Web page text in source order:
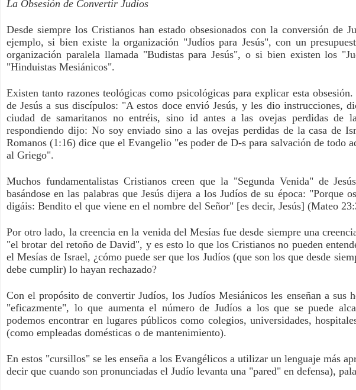
La Obsesión de Convertir Judíos
Desde siempre los Cristianos han estado obsesionados con la conversión de
ejemplo, si bien existe la organización "Judíos para Jesús", con un
organización paralela llamada "Budistas para Jesús", o si bien existen los
"Hinduistas Mesiánicos".
Existen tanto razones teológicas como psicológicas para explicar esta
de Jesús a sus discípulos: "A estos doce envió Jesús, y les dio instrucciones,
ciudad de samaritanos no entréis, sino id antes a las ovejas perdidas de
respondiendo dijo: No soy enviado sino a las ovejas perdidas de la casa de
Romanos (1:16) dice que el Evangelio "es poder de D-s para salvación de todo
al Griego".
Muchos fundamentalistas Cristianos creen que la "Segunda Venida" de
basándose en las palabras que Jesús dijera a los Judíos de su época: "Porque
digáis: Bendito el que viene en el nombre del Señor" [es decir, Jesús] (Mateo
Por otro lado, la creencia en la venida del Mesías fue desde siempre una
"el brotar del retoño de David", y es esto lo que los Cristianos no pueden
el Mesías de Israel, ¿cómo puede ser que los Judíos (que son los que desde
debe cumplir) lo hayan rechazado?
Con el propósito de convertir Judíos, los Judíos Mesiánicos les enseñan a sus
"eficazmente", lo que aumenta el número de Judíos a los que se puede
podemos encontrar en lugares públicos como colegios, universidades,
(como empleadas domésticas o de mantenimiento).
En estos "cursillos" se les enseña a los Evangélicos a utilizar un lenguaje más
decir que cuando son pronunciadas el Judío levanta una "pared" en defensa),